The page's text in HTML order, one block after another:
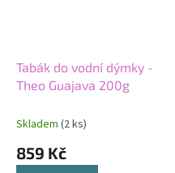
Tabák do vodní dýmky -
Theo Guajava 200g
Skladem (2 ks)
859 Kč